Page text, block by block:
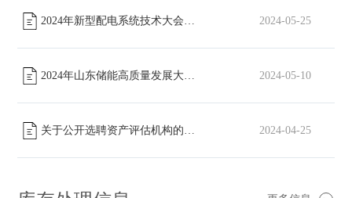
2024年新型配电系统技术大会展台设计及搭建招标通知 [已截止]
2024-05-25
2024年山东储能高质量发展大会展位搭建招标文件 [已截止]
2024-05-10
关于公开选聘资产评估机构的公告 2024-04-25